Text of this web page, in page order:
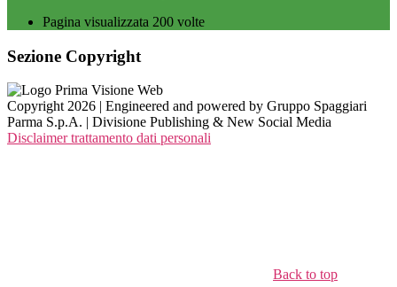
Pagina visualizzata 200 volte
Sezione Copyright
Copyright 2026 | Engineered and powered by Gruppo Spaggiari
Parma S.p.A. | Divisione Publishing & New Social Media
Disclaimer trattamento dati personali
Back to top